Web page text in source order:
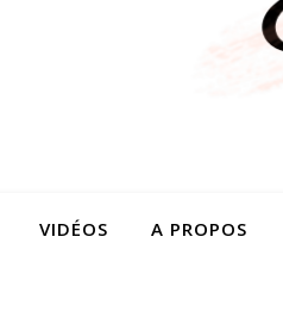
VIDÉOS A PROPOS